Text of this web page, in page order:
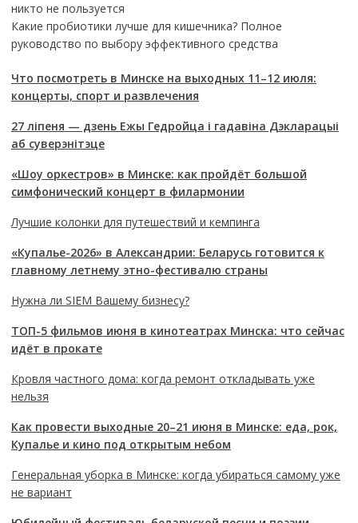
никто не пользуется
Какие пробиотики лучше для кишечника? Полное
руководство по выбору эффективного средства
Что посмотреть в Минске на выходных 11–12 июля:
концерты, спорт и развлечения
27 ліпеня — дзень Ежы Гедройца і гадавіна Дэкларацыі
аб суверэнітэце
«Шоу оркестров» в Минске: как пройдёт большой
симфонический концерт в филармонии
Лучшие колонки для путешествий и кемпинга
«Купалье-2026» в Александрии: Беларусь готовится к
главному летнему этно-фестивалю страны
Нужна ли SIEM Вашему бизнесу?
ТОП-5 фильмов июня в кинотеатрах Минска: что сейчас
идёт в прокате
Кровля частного дома: когда ремонт откладывать уже
нельзя
Как провести выходные 20–21 июня в Минске: еда, рок,
Купалье и кино под открытым небом
Генеральная уборка в Минске: когда убираться самому уже
не вариант